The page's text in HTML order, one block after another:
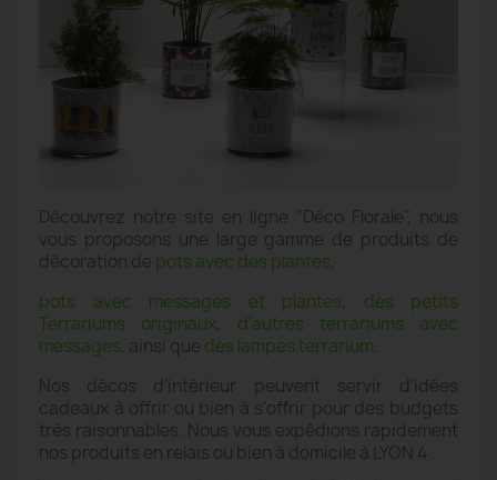
Découvrez notre site en ligne "Déco Florale", nous
vous proposons une large gamme de produits de
décoration de pots avec des plantes,
pots avec messages et plantes, des petits
Terrariums originaux, d'autres terrariums avec
messages, ainsi que des lampes terrarium
Nos décos d'intérieur peuvent servir d'idées
cadeaux à offrir ou bien à s'offrir pour des budgets
très raisonnables. Nous vous expédions rapidement
nos produits en relais ou bien à domicile à LYON 4 .